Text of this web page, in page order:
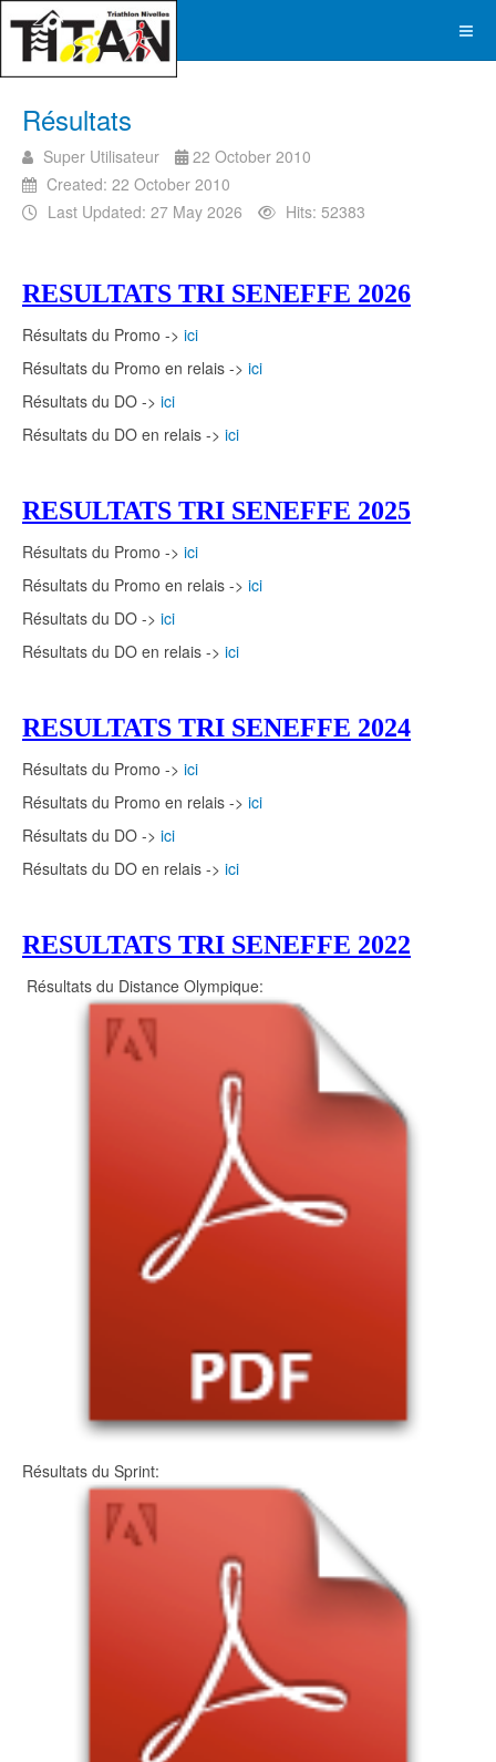
Résultats
Super Utilisateur
22 October 2010
Created: 22 October 2010
Last Updated: 27 May 2026
Hits: 52383
RESULTATS TRI SENEFFE 2026
Résultats du Promo -> ici
Résultats du Promo en relais -> ici
Résultats du DO -> ici
Résultats du DO en relais -> ici
RESULTATS TRI SENEFFE 2025
Résultats du Promo -> ici
Résultats du Promo en relais -> ici
Résultats du DO -> ici
Résultats du DO en relais -> ici
RESULTATS TRI SENEFFE 2024
Résultats du Promo -> ici
Résultats du Promo en relais -> ici
Résultats du DO -> ici
Résultats du DO en relais -> ici
RESULTATS TRI SENEFFE 2022
Résultats du Distance Olympique:
Résultats du Sprint: